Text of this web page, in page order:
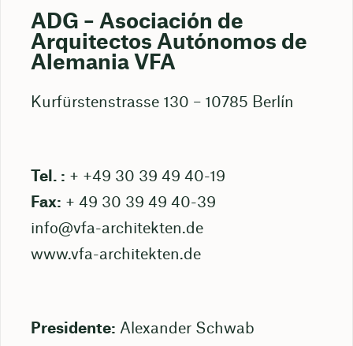
ADG – Asociación de
Arquitectos Autónomos de
Alemania VFA
Kurfürstenstrasse 130 – 10785 Berlín
Tel. : + +49 30 39 49 40-19
Fax: + 49 30 39 49 40-39
info@vfa-architekten.de
www.vfa-architekten.de
Presidente: Alexander Schwab